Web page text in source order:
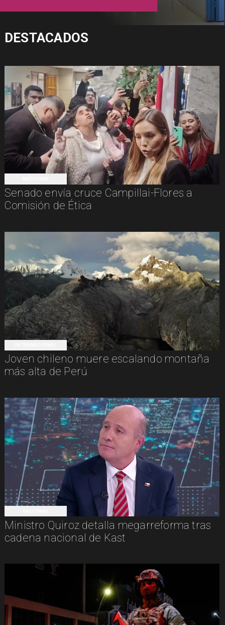
Senado envía cruce Campillai-Flores a
Comisión de Ética
Joven chileno muere escalando montaña
más alta de Perú
Ministro Quiroz detalla megarreforma tras
cadena nacional de Kast
DESTACADOS